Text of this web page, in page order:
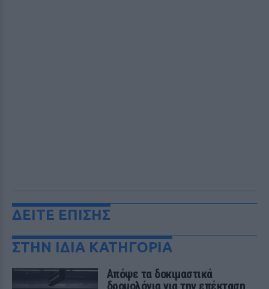
ΔΕΙΤΕ ΕΠΙΣΗΣ
ΣΤΗΝ ΙΔΙΑ ΚΑΤΗΓΟΡΙΑ
Απόψε τα δοκιμαστικά
δρομολόγια για την επέκταση